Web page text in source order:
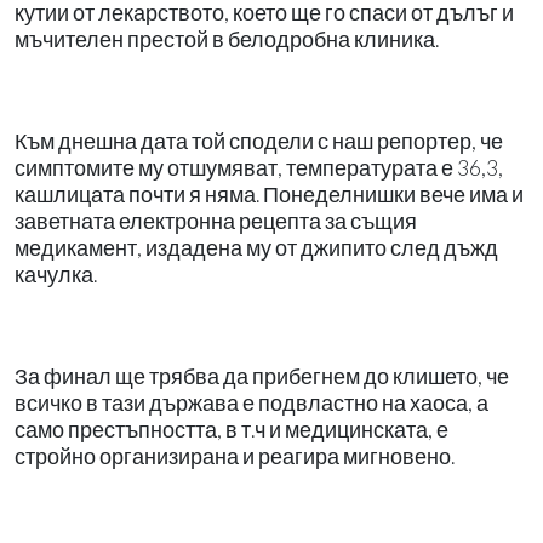
кутии от лекарството, което ще го спаси от дълъг и
мъчителен престой в белодробна клиника.
Към днешна дата той сподели с наш репортер, че
симптомите му отшумяват, температурата е 36,3,
кашлицата почти я няма. Понеделнишки вече има и
заветната електронна рецепта за същия
медикамент, издадена му от джипито след дъжд
качулка.
За финал ще трябва да прибегнем до клишето, че
всичко в тази държава е подвластно на хаоса, а
само престъпността, в т.ч и медицинската, е
стройно организирана и реагира мигновено.